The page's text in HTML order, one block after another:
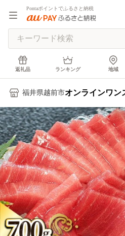
Pontaポイントでふるさと納税
返礼品 ランキング 地域
福井県越前市オンラインワン